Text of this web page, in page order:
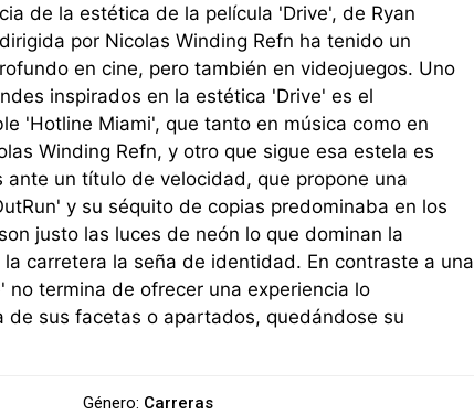
de la estética de la película 'Drive', de Ryan
por Nicolas Winding Refn ha tenido un
en cine, pero también en videojuegos. Uno
inspirados en la estética 'Drive' es el
'Hotline Miami', que tanto en música como en
Winding Refn, y otro que sigue esa estela es
ante un título de velocidad, que propone una
y su séquito de copias predominaba en los
justo las luces de neón lo que dominan la
carretera la seña de identidad. En contraste a una
termina de ofrecer una experiencia lo
sus facetas o apartados, quedándose su
Género: Carreras